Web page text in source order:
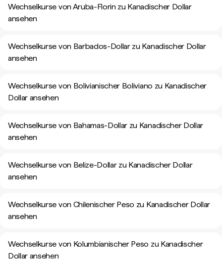
Wechselkurse von Aruba-Florin zu Kanadischer Dollar
ansehen
Wechselkurse von Barbados-Dollar zu Kanadischer Dollar
ansehen
Wechselkurse von Bolivianischer Boliviano zu Kanadischer
Dollar ansehen
Wechselkurse von Bahamas-Dollar zu Kanadischer Dollar
ansehen
Wechselkurse von Belize-Dollar zu Kanadischer Dollar
ansehen
Wechselkurse von Chilenischer Peso zu Kanadischer Dollar
ansehen
Wechselkurse von Kolumbianischer Peso zu Kanadischer
Dollar ansehen